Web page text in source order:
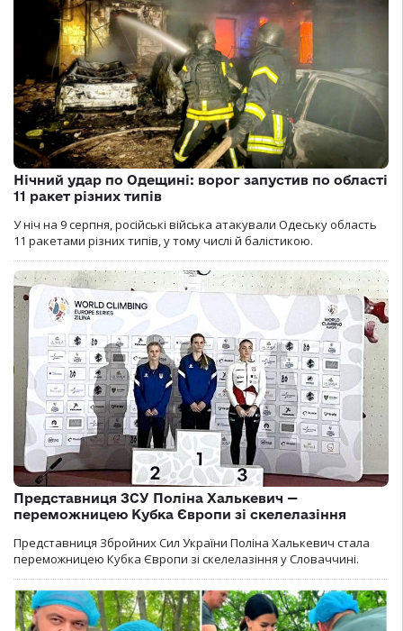
Нічний удар по Одещині: ворог запустив по області
11 ракет різних типів
У ніч на 9 серпня, російські війська атакували Одеську область
11 ракетами різних типів, у тому числі й балістикою.
Представниця ЗСУ Поліна Халькевич —
переможницею Кубка Європи зі скелелазіння
Представниця Збройних Сил України Поліна Халькевич стала
переможницею Кубка Європи зі скелелазіння у Словаччині.